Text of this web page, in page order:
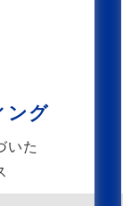
ング
いた